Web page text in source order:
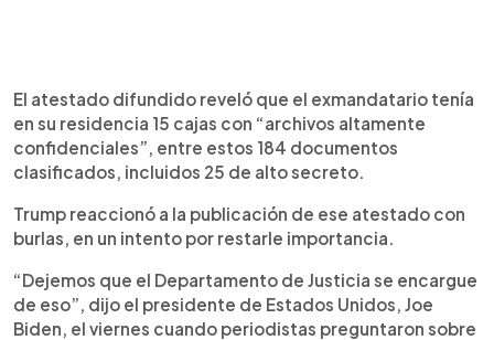
El atestado difundido reveló que el exmandatario tenía
en su residencia 15 cajas con “archivos altamente
confidenciales”, entre estos 184 documentos
clasificados, incluidos 25 de alto secreto.
Trump reaccionó a la publicación de ese atestado con
burlas, en un intento por restarle importancia.
“Dejemos que el Departamento de Justicia se encargue
de eso”, dijo el presidente de Estados Unidos, Joe
Biden, el viernes cuando periodistas preguntaron sobre